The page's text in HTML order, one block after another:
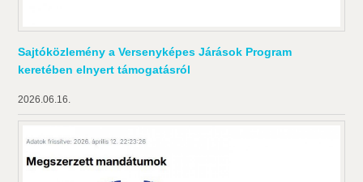
Sajtóközlemény a Versenyképes Járások Program
keretében elnyert támogatásról
2026.06.16.